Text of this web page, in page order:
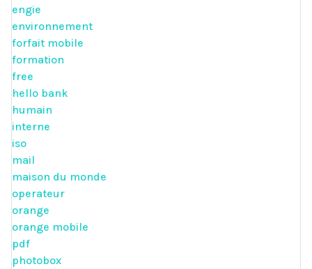
engie
environnement
forfait mobile
formation
free
hello bank
humain
interne
iso
mail
maison du monde
operateur
orange
orange mobile
pdf
photobox